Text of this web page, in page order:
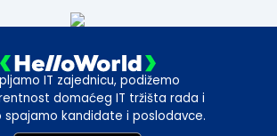
IT zajednicu, podižemo
domaćeg IT tržišta rada i
spajamo kandidate i poslodavce.